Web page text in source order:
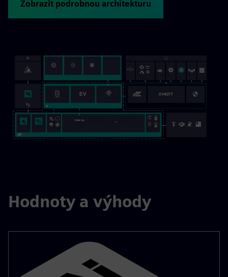
Zobrazit podrobnou architekturu
Hodnoty a výhody